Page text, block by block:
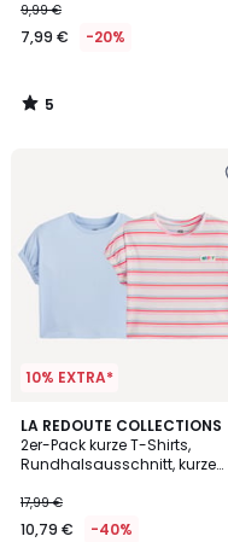
9,99 €
7,99 € -20%
5
/
10% EXTRA*
LA REDOUTE COLLECTIONS
2er-Pack kurze T-Shirts,
Rundhalsausschnitt, kurze
17,99 €
10,79 € -40%